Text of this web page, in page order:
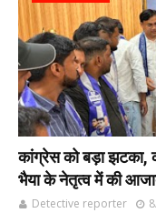
कांग्रेस को बड़ा झटका,
भैया के नेतृत्व में की
Detective reporter